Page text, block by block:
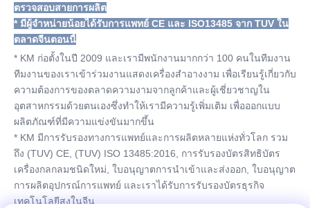
ตรวจสอบสายการผลิต
* มีผู้จําหน่ายน้อยได้รับการแพทย์ CE และ ISO13485 จาก TUV ใน
ตลาดจีนตอนนี้
* KM ก่อตั้งในปี 2009 และเรามีพนักงานมากกว่า 100 คนในทีมงาน
ทีมงานของเราเข้าร่วมงานแสดงเครื่องสําอางงาม เพื่อเรียนรู้เกี่ยวกับ
ความต้องการของตลาดความงามจากลูกค้าและผู้เชี่ยวชาญใน
อุตสาหกรรมด้วยตนเองซึ่งทําให้เรามีความรู้เพิ่มเติม เพื่อออกแบบ
ผลิตภัณฑ์ที่มีความแข่งขันมากขึ้น
* KM มีการรับรองทางการแพทย์และการผลิตหลายแห่งทั่วโลก รวม
ถึง (TUV) CE, (TUV) ISO 13485:2016, การรับรองบัตรสิทธิบัตร
เครื่องกลกลมชนิดใหม่, ใบอนุญาตการนําเข้าและส่งออก, ใบอนุญาต
การผลิตอุปกรณ์การแพทย์ และเราได้รับการรับรองบัตรธุรกิจ
เทคโนโลยีสูงในจีน